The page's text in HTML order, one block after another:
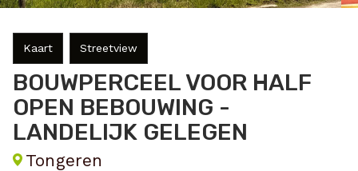
BOUWPERCEEL VOOR HALF
OPEN BEBOUWING -
LANDELIJK GELEGEN
Tongeren
Kaart Streetview